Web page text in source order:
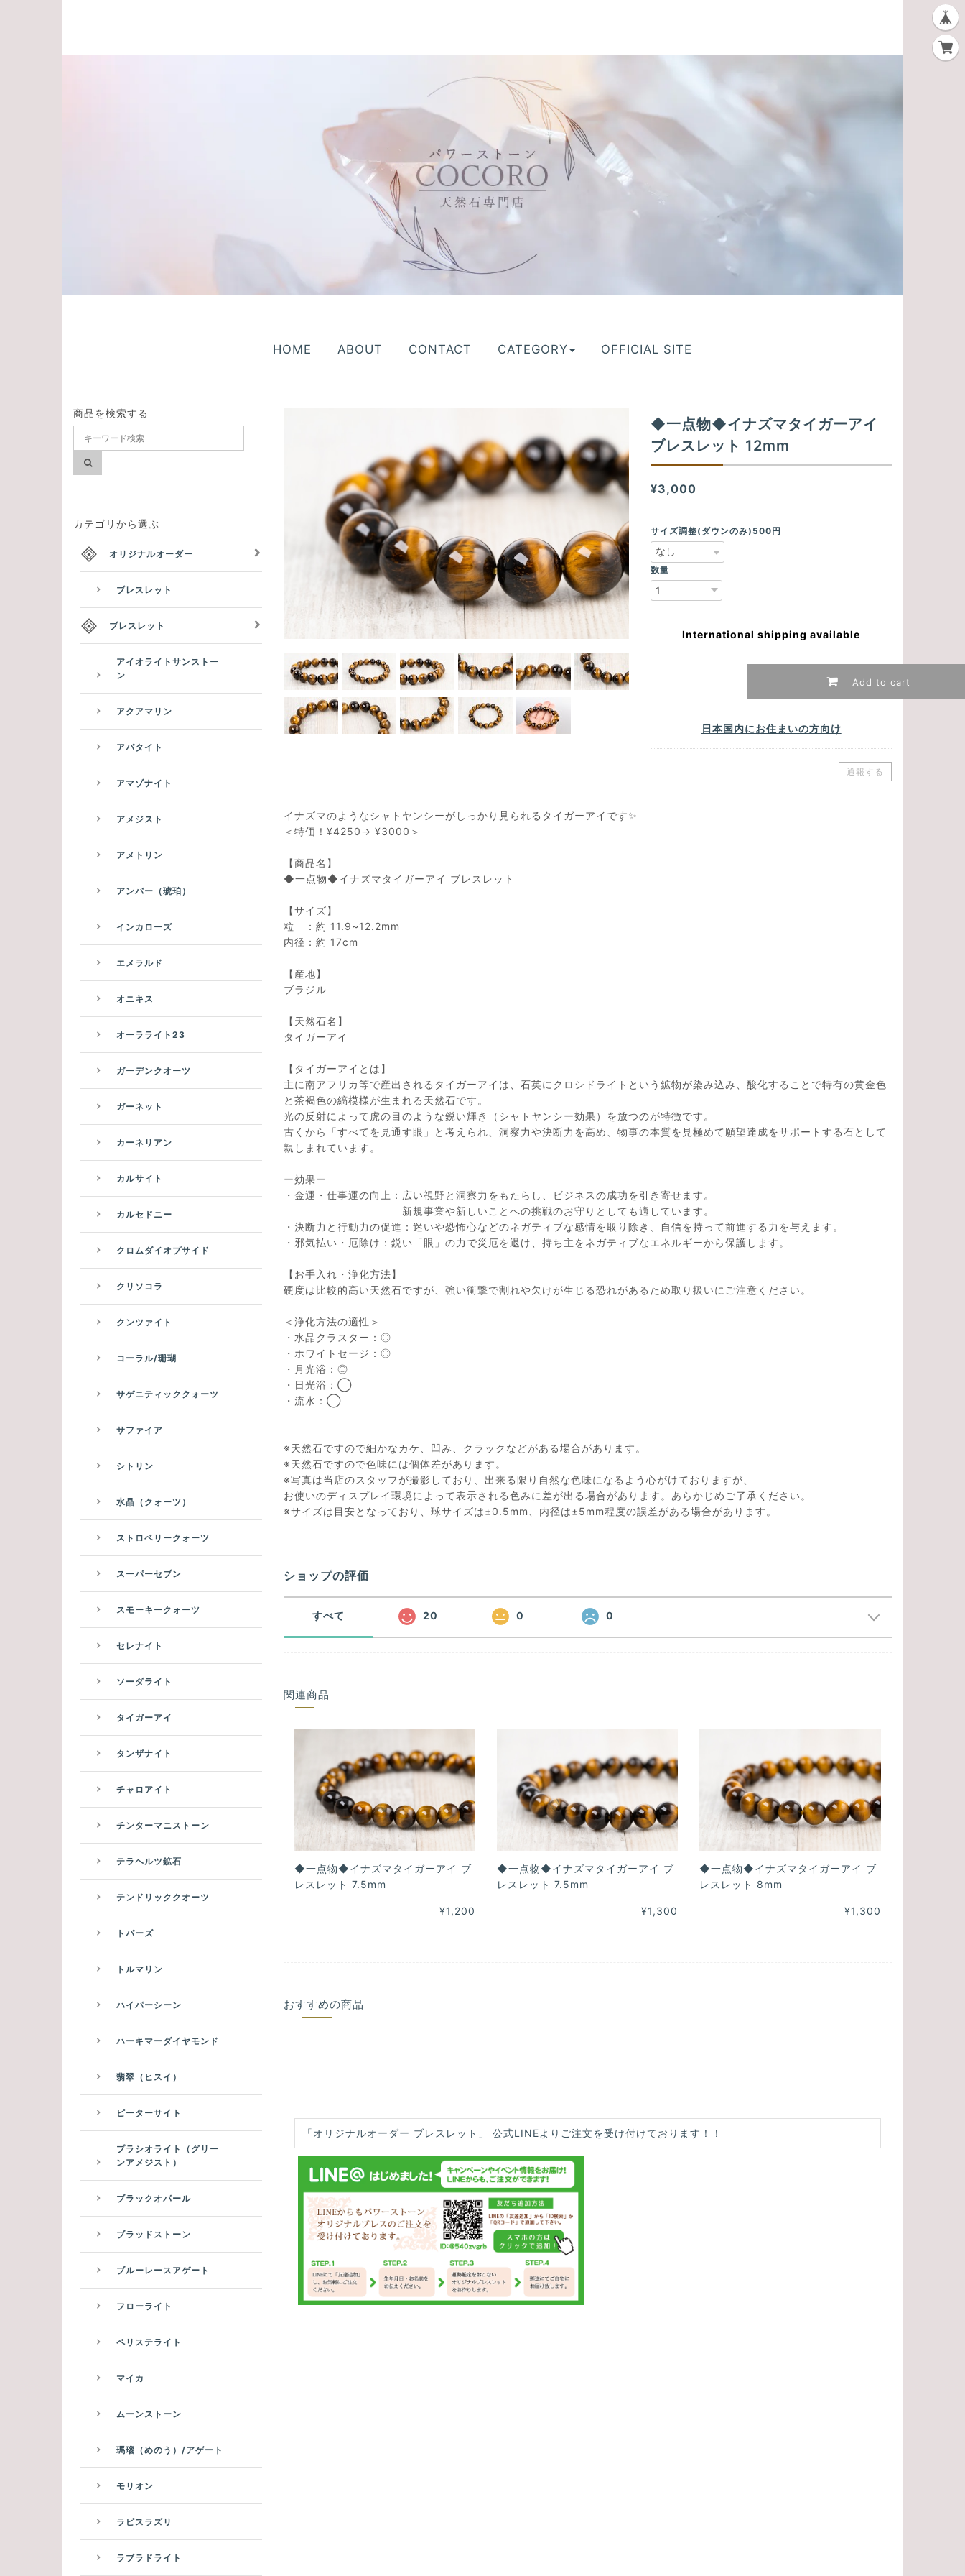
HOME ABOUT CONTACT CATEGORY OFFICIAL SITE
◆一点物◆イナズマタイガーアイ
ブレスレット 12mm
¥3,000
サイズ調整(ダウンのみ)500円
数量
International shipping available
Add to cart
日本国内にお住まいの方向け
通報する
イナズマのようなシャトヤンシーがしっかり見られるタイガーアイです✨
＜特価！¥4250→ ¥3000＞
【商品名】
◆一点物◆イナズマタイガーアイ ブレスレット
【サイズ】
粒 ：約 11.9~12.2mm
内径：約 17cm
【産地】
ブラジル
【天然石名】
タイガーアイ
【タイガーアイとは】
主に南アフリカ等で産出されるタイガーアイは、石英にクロシドライトという鉱物が染み込み、酸化することで特有の黄金色
と茶褐色の縞模様が生まれる天然石です。
光の反射によって虎の目のような鋭い輝き（シャトヤンシー効果）を放つのが特徴です。
古くから「すべてを見通す眼」と考えられ、洞察力や決断力を高め、物事の本質を見極めて願望達成をサポートする石として
親しまれています。
ー効果ー
・金運・仕事運の向上：広い視野と洞察力をもたらし、ビジネスの成功を引き寄せます。
新規事業や新しいことへの挑戦のお守りとしても適しています。
・決断力と行動力の促進：迷いや恐怖心などのネガティブな感情を取り除き、自信を持って前進する力を与えます。
・邪気払い・厄除け：鋭い「眼」の力で災厄を退け、持ち主をネガティブなエネルギーから保護します。
【お手入れ・浄化方法】
硬度は比較的高い天然石ですが、強い衝撃で割れや欠けが生じる恐れがあるため取り扱いにご注意ください。
＜浄化方法の適性＞
・水晶クラスター：◎
・ホワイトセージ：◎
・月光浴：◎
・日光浴：◯
・流水：◯
※天然石ですので細かなカケ、凹み、クラックなどがある場合があります。
※天然石ですので色味には個体差があります。
※写真は当店のスタッフが撮影しており、出来る限り自然な色味になるよう心がけておりますが、
お使いのディスプレイ環境によって表示される色みに差が出る場合があります。あらかじめご了承ください。
※サイズは目安となっており、球サイズは±0.5mm、内径は±5mm程度の誤差がある場合があります。
ショップの評価
すべて 20 0 0
関連商品
◆一点物◆イナズマタイガーアイ ブ
レスレット 7.5mm
¥1,200
◆一点物◆イナズマタイガーアイ ブ
レスレット 7.5mm
¥1,300
◆一点物◆イナズマタイガーアイ ブ
レスレット 8mm
¥1,300
おすすめの商品
「オリジナルオーダー ブレスレット」 公式LINEよりご注文を受け付けております！！
商品を検索する
カテゴリから選ぶ
オリジナルオーダー
ブレスレット
ブレスレット
アイオライトサンストー
ン
アクアマリン
アパタイト
アマゾナイト
アメジスト
アメトリン
アンバー（琥珀）
インカローズ
エメラルド
オニキス
オーラライト23
ガーデンクオーツ
ガーネット
カーネリアン
カルサイト
カルセドニー
クロムダイオプサイド
クリソコラ
クンツァイト
コーラル/珊瑚
サゲニティッククォーツ
サファイア
シトリン
水晶（クォーツ）
ストロベリークォーツ
スーパーセブン
スモーキークォーツ
セレナイト
ソーダライト
タイガーアイ
タンザナイト
チャロアイト
チンターマニストーン
テラヘルツ鉱石
テンドリッククオーツ
トパーズ
トルマリン
ハイパーシーン
ハーキマーダイヤモンド
翡翠（ヒスイ）
ピーターサイト
プラシオライト（グリー
ンアメジスト）
ブラックオパール
ブラッドストーン
ブルーレースアゲート
フローライト
ペリステライト
マイカ
ムーンストーン
瑪瑙（めのう）/アゲート
モリオン
ラピスラズリ
ラブラドライト